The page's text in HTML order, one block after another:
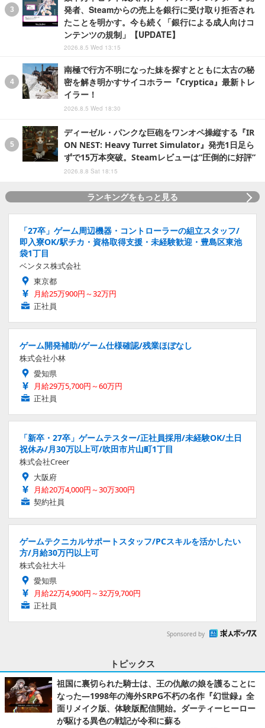
発者、Steamからの売上を銀行に受け取り拒否され
たことを明かす。今も続く「銀行による成人向けコ
ンテンツの規制」【UPDATE】
2026.8.5 Wed 13:15
南極で行方不明になった妹を探すとともに太古の秘
密を解き明かすサイコホラー『Cryptica』最新トレ
イラー！
2026.8.5 Wed 18:30
ディーゼル・パンクな巨砲をワンオペ操縦する『IR
ON NEST: Heavy Turret Simulator』発売1日足ら
ずで15万本突破。Steamレビューは“圧倒的に好評”
2026.8.8 Sat 18:15
ランキングをもっと見る
「27卒」ゲーム周辺機器・コントローラーの組立スタッフ/
即入寮OK/駅チカ・資格取得支援・未経験歓迎・豊島区東池
袋1丁目
ベンタス株式会社
東京都
月給25万900円～32万円
正社員
ゲーム開発補助/ゲーム仕様確認/残業ほぼなし
株式会社小林
愛知県
月給29万5,700円～60万円
正社員
「新卒・27卒」ゲームテスター/正社員採用/未経験OK/土日
祝休み/月30万以上可/吹田市片山町1丁目
株式会社Creer
大阪府
月給20万4,000円～30万300円
契約社員
ゲームテクニカルサポートスタッフ/PCスキルを活かしたい
方/月給30万円以上可
株式会社大斗
愛知県
月給22万4,900円～32万9,700円
正社員
Sponsored by
トピックス
祖国に裏切られた騎士は、王の仇敵の娘を護ることに
なった―1998年の海外SRPG不朽の名作『幻世録』全
面リメイク版、体験版配信開始。ダーティーヒーロー
が駆ける異色の戦記が令和に蘇る